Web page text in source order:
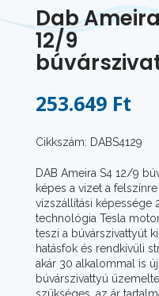
Dab
12/9
253.649 Ft
Cikkszám: DABS4129
DAB Ameira S4 12/9
képes a vizet a
vízszállítási képessége
technológia Tesla
teszi a búvárszivattyút
hatásfok és rendkívüli
akár 30 alkalommal is
búvárszivattyú